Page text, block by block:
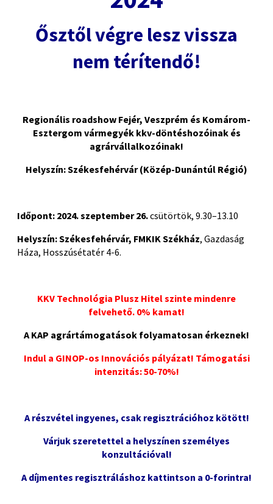
Ősztől végre lesz vissza
nem térítendő!
Regionális roadshow Fejér, Veszprém és Komárom-
Esztergom vármegyék kkv-döntéshozóinak és
agrárvállalkozóinak!
Helyszín: Székesfehérvár (Közép-Dunántúl Régió)
Időpont: 2024. szeptember 26.csütörtök, 9.30–13.10
Helyszín:Székesfehérvár, FMKIK Székház, Gazdaság
Háza, Hosszúsétatér 4-6.
KKV Technológia Plusz Hitel szinte mindenre
felvehető. 0% kamat!
A KAP agrártámogatások folyamatosan érkeznek!
Indul a GINOP-os Innovációs pályázat! Támogatási
intenzitás: 50-70%!
A részvétel ingyenes, csak regisztrációhoz kötött!
Várjuk szeretettel a helyszínen személyes
konzultációval!
A díjmentes regisztráláshoz kattintson a 0-forintra!